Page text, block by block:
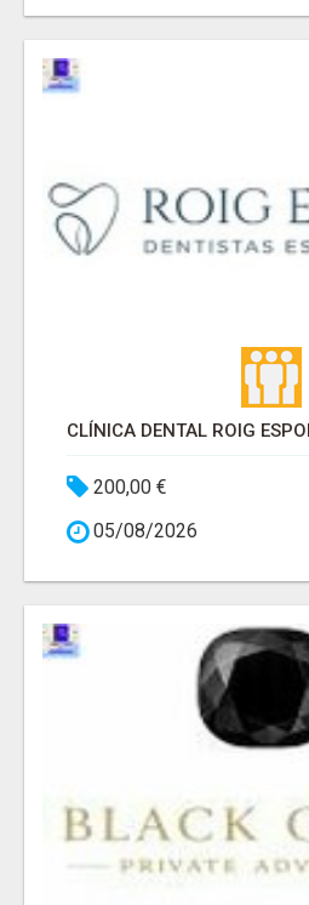
200,00 €
05/08/2026